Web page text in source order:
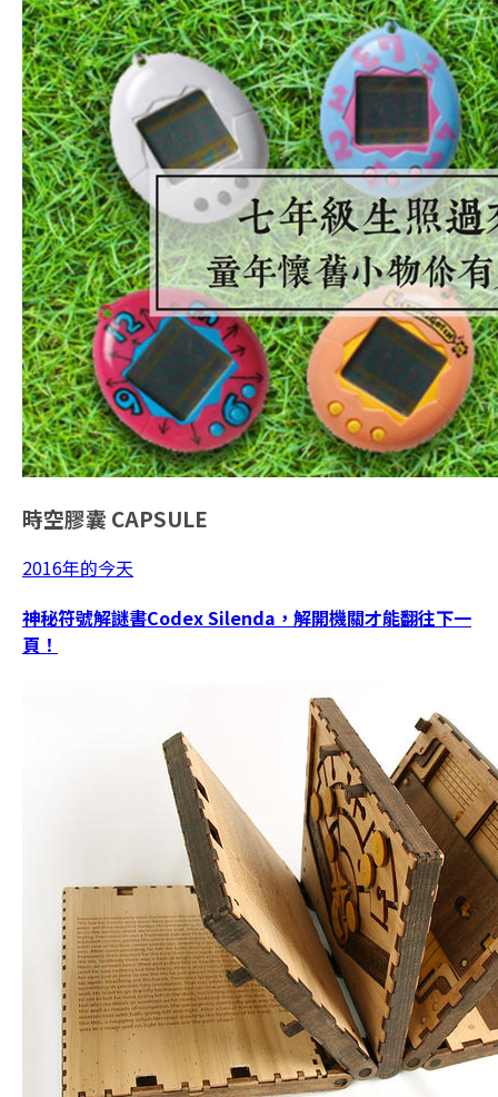
時空膠囊 CAPSULE
2016年的今天
神秘符號解謎書Codex Silenda，解開機關才能翻往下一
頁！